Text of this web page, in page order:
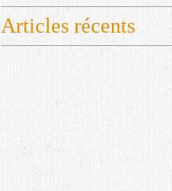
Articles récents